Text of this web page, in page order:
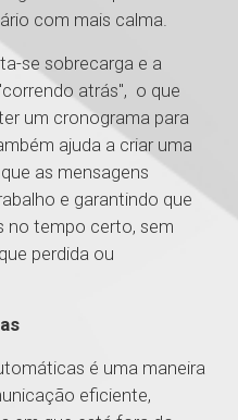
com mais calma.
se sobrecarga e a
atrás", o que
um cronograma para
ajuda a criar uma
as mensagens
e garantindo que
no tempo certo, sem
perdida ou
é uma maneira
eficiente,